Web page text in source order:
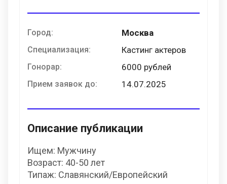
Город: Москва
Специализация: Кастинг актеров
Гонорар: 6000 рублей
Прием заявок до: 14.07.2025
Описание публикации
Ищем: Мужчину
Возраст: 40-50 лет
Типаж: Славянский/Европейский